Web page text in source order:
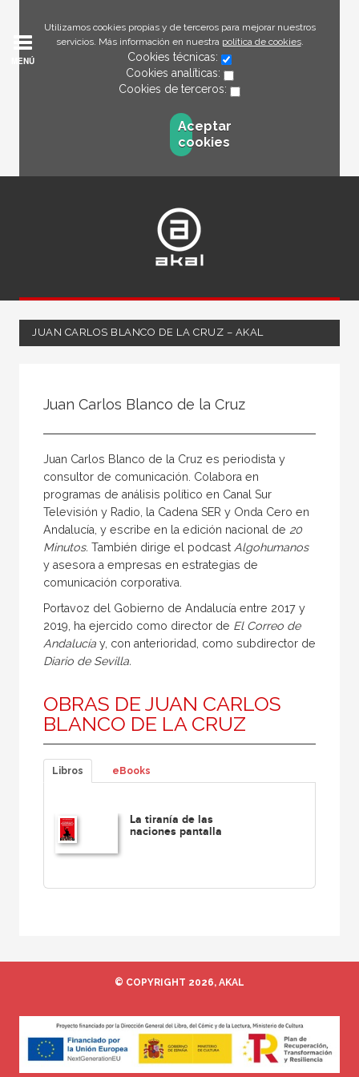
Utilizamos cookies propias y de terceros para mejorar nuestros
servicios. Más información en nuestra política de cookies.
Cookies técnicas:
Cookies analíticas:
Cookies de terceros:
Aceptar
cookies
MENÚ
JUAN CARLOS BLANCO DE LA CRUZ – AKAL
Coordinador
Editor
Editora
Escritor
Escritora
Ilustrador
Prologuista
Traductor
Juan Carlos Blanco de la Cruz
Juan Carlos Blanco de la Cruz es periodista y
consultor de comunicación. Colabora en
programas de análisis político en Canal Sur
Televisión y Radio, la Cadena SER y Onda Cero en
Andalucía, y escribe en la edición nacional de 20
Minutos. También dirige el podcast Algohumanos
y asesora a empresas en estrategias de
comunicación corporativa.
Portavoz del Gobierno de Andalucía entre 2017 y
2019, ha ejercido como director de El Correo de
Andalucía y, con anterioridad, como subdirector de
Diario de Sevilla.
OBRAS DE JUAN CARLOS
BLANCO DE LA CRUZ
Libros eBooks
La tiranía de las
naciones pantalla
© COPYRIGHT 2026, AKAL